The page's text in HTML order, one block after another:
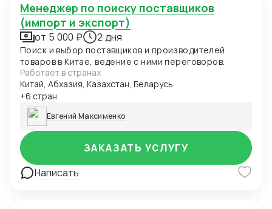
Менеджер по поиску поставщиков
(импорт и экспорт)
от 5 000 ₽ 2 дня
Поиск и выбор поставщиков и производителей
товаров в Китае, ведение с ними переговоров.
Работает в странах
Китай, Абхазия, Казахстан, Беларусь
+6 стран
Евгений Максименко
Написать
ЗАКАЗАТЬ УСЛУГУ